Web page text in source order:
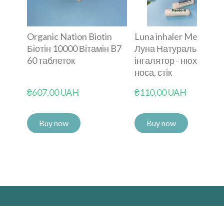
Organic Nation Biotin
Біотін 10000 Вітамін B7
60 таблеток
₴607,00 UAH
Buy now
Luna inhaler Mento-V
Луна Натуральний
інгалятор - нюхалка
носа, стік
₴110,00 UAH
Buy now